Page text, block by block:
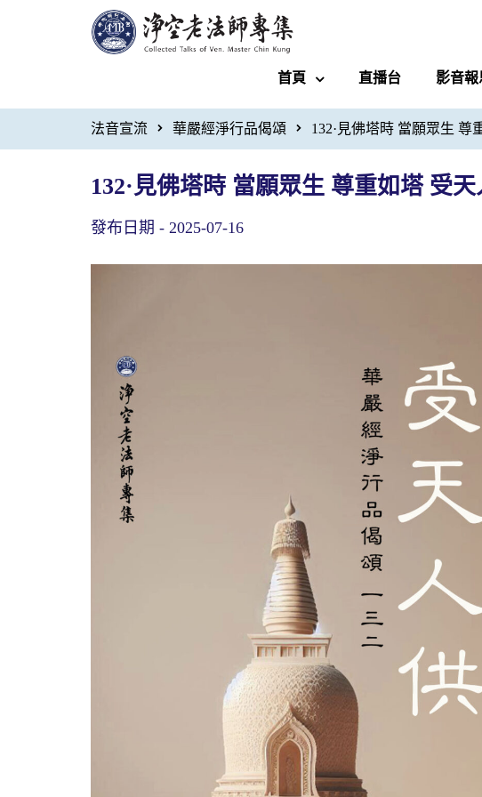
首頁 直播台 影音
法音宣流 華嚴經淨行品偈頌 132·見佛塔時 當願眾生
132·見佛塔時 當願眾生 尊重如塔 受
發布日期 - 2025-07-16